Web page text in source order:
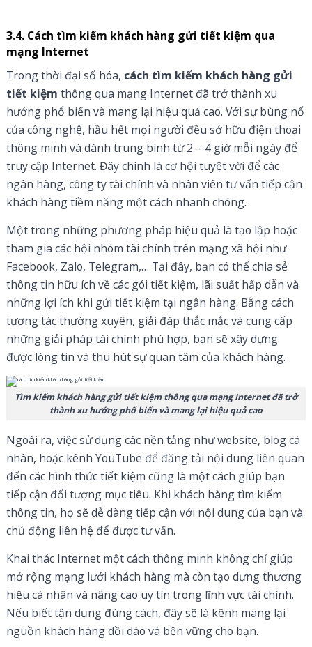
3.4. Cách tìm kiếm khách hàng gửi tiết kiệm qua
mạng Internet
Trong thời đại số hóa, cách tìm kiếm khách hàng gửi
tiết kiệm thông qua mạng Internet đã trở thành xu
hướng phổ biến và mang lại hiệu quả cao. Với sự bùng nổ
của công nghệ, hầu hết mọi người đều sở hữu điện thoại
thông minh và dành trung bình từ 2 – 4 giờ mỗi ngày để
truy cập Internet. Đây chính là cơ hội tuyệt vời để các
ngân hàng, công ty tài chính và nhân viên tư vấn tiếp cận
khách hàng tiềm năng một cách nhanh chóng.
Một trong những phương pháp hiệu quả là tạo lập hoặc
tham gia các hội nhóm tài chính trên mạng xã hội như
Facebook, Zalo, Telegram,… Tại đây, bạn có thể chia sẻ
thông tin hữu ích về các gói tiết kiệm, lãi suất hấp dẫn và
những lợi ích khi gửi tiết kiệm tại ngân hàng. Bằng cách
tương tác thường xuyên, giải đáp thắc mắc và cung cấp
những giải pháp tài chính phù hợp, bạn sẽ xây dựng
được lòng tin và thu hút sự quan tâm của khách hàng.
Tìm kiếm khách hàng gửi tiết kiệm thông qua mạng Internet đã trở
thành xu hướng phổ biến và mang lại hiệu quả cao
Ngoài ra, việc sử dụng các nền tảng như website, blog cá
nhân, hoặc kênh YouTube để đăng tải nội dung liên quan
đến các hình thức tiết kiệm cũng là một cách giúp bạn
tiếp cận đối tượng mục tiêu. Khi khách hàng tìm kiếm
thông tin, họ sẽ dễ dàng tiếp cận với nội dung của bạn và
chủ động liên hệ để được tư vấn.
Khai thác Internet một cách thông minh không chỉ giúp
mở rộng mạng lưới khách hàng mà còn tạo dựng thương
hiệu cá nhân và nâng cao uy tín trong lĩnh vực tài chính.
Nếu biết tận dụng đúng cách, đây sẽ là kênh mang lại
nguồn khách hàng dồi dào và bền vững cho bạn.